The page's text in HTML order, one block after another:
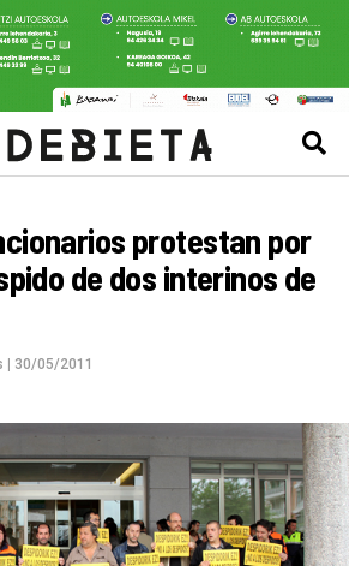
protestan por
de dos interinos de
30/05/2011